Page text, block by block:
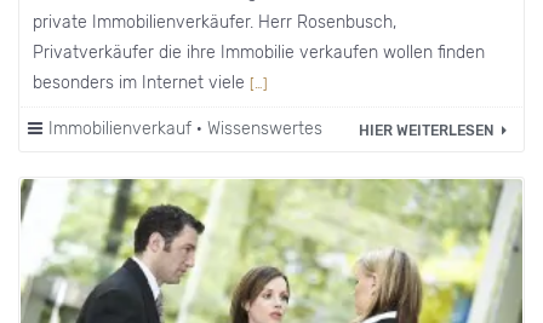
private Immobilienverkäufer. Herr Rosenbusch,
Privatverkäufer die ihre Immobilie verkaufen wollen finden
besonders im Internet viele […]
Immobilienverkauf · Wissenswertes HIER WEITERLESEN